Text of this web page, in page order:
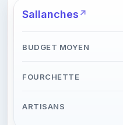
Sallanches